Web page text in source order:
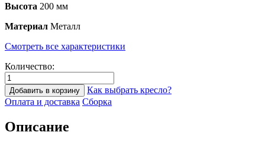
Высота 200 мм
Материал Металл
Смотреть все характеристики
Количество:
Добавить в корзину
Как выбрать кресло?
Оплата и доставка Сборка
Описание